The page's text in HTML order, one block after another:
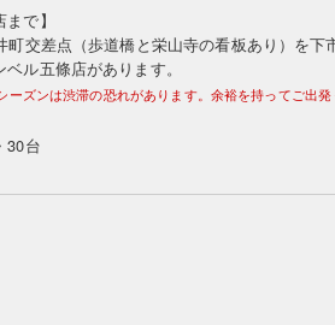
で】
町交差点（歩道橋と栄山寺の看板あり）を
ル五條店があります。
ーズンは渋滞の恐れがあります。余裕を持ってご出
30台